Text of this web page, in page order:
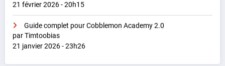
21 février 2026 - 20h15
Guide complet pour Cobblemon Academy 2.0
par Timtoobias
21 janvier 2026 - 23h26